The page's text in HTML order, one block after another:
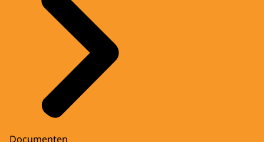
Documenten